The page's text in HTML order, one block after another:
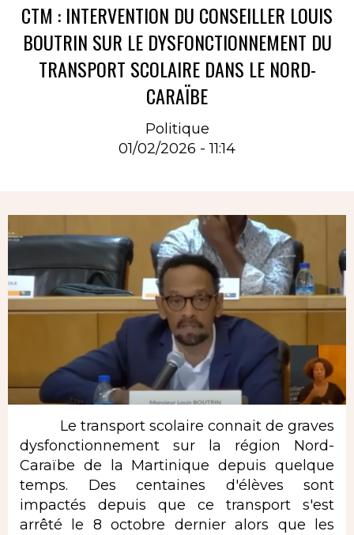
CTM : INTERVENTION DU CONSEILLER LOUIS
BOUTRIN SUR LE DYSFONCTIONNEMENT DU
TRANSPORT SCOLAIRE DANS LE NORD-
CARAÏBE
Politique
01/02/2026 - 11:14
Le transport scolaire connait de graves
dysfonctionnement sur la région Nord-
Caraïbe de la Martinique depuis quelque
temps. Des centaines d'élèves sont
impactés depuis que ce transport s'est
arrêté le 8 octobre dernier alors que les